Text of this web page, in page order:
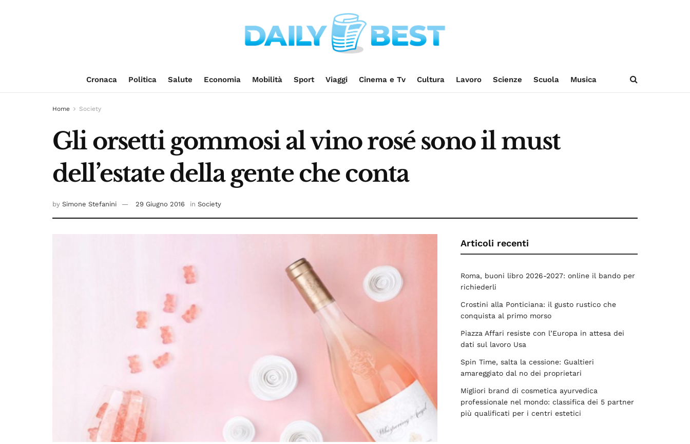
Cronaca Politica Salute Economia Mobilità Sport Viaggi Cinema e Tv Cultura Lavoro Scienze Scuola Musica
Home Society
Gli orsetti gommosi al vino rosé sono il must
dell’estate della gente che conta
by Simone Stefanini 29 Giugno 2016 in Society
Articoli recenti
Roma, buoni libro 2026-2027: online il bando per
richiederli
Crostini alla Ponticiana: il gusto rustico che
conquista al primo morso
Piazza Affari resiste con l’Europa in attesa dei
dati sul lavoro Usa
Spin Time, salta la cessione: Gualtieri
amareggiato dal no dei proprietari
Migliori brand di cosmetica ayurvedica
professionale nel mondo: classifica dei 5 partner
più qualificati per i centri estetici